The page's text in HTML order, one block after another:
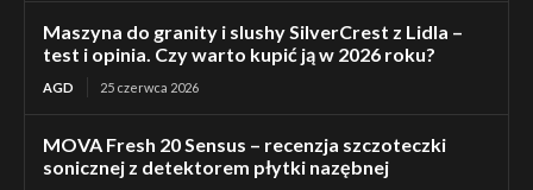
Maszyna do granity i slushy SilverCrest z Lidla –
test i opinia. Czy warto kupić ją w 2026 roku?
AGD 25 czerwca 2026
MOVA Fresh 20 Sensus – recenzja szczoteczki
sonicznej z detektorem płytki nazębnej